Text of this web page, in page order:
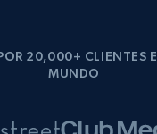
20,000+ CLIENTES
MUNDO